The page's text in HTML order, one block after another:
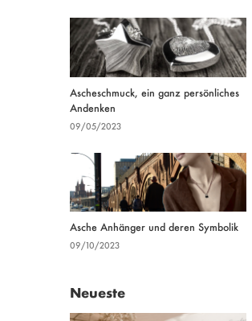
Ascheschmuck, ein ganz persönliches
Andenken
09/05/2023
Asche Anhänger und deren Symbolik
09/10/2023
Neueste